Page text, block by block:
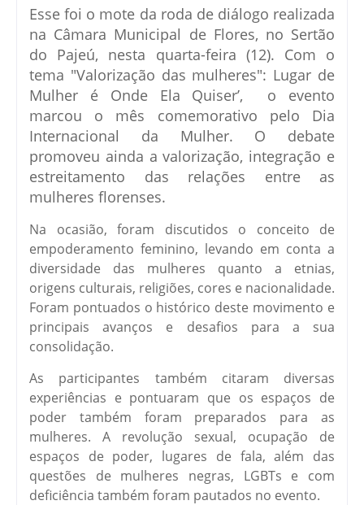
Esse foi o mote da roda de diálogo realizada
na Câmara Municipal de Flores, no Sertão
do Pajeú, nesta quarta-feira (12). Com o
tema "Valorização das mulheres": Lugar de
Mulher é Onde Ela Quiser’, o evento
marcou o mês comemorativo pelo Dia
Internacional da Mulher. O debate
promoveu ainda a valorização, integração e
estreitamento das relações entre as
mulheres florenses.
Na ocasião, foram discutidos o conceito de
empoderamento feminino, levando em conta a
diversidade das mulheres quanto a etnias,
origens culturais, religiões, cores e nacionalidade.
Foram pontuados o histórico deste movimento e
principais avanços e desafios para a sua
consolidação.
As participantes também citaram diversas
experiências e pontuaram que os espaços de
poder também foram preparados para as
mulheres. A revolução sexual, ocupação de
espaços de poder, lugares de fala, além das
questões de mulheres negras, LGBTs e com
deficiência também foram pautados no evento.